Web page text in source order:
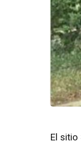
El sitio